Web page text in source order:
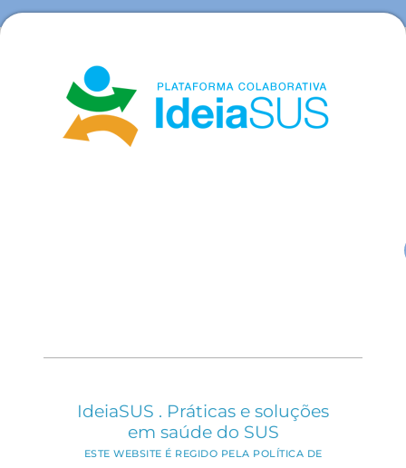
IdeiaSUS . Práticas e soluções
em saúde do SUS
ESTE WEBSITE É REGIDO PELA POLÍTICA DE